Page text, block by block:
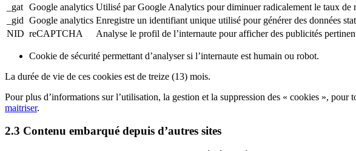
_gat Google analytics Utilisé par Google Analytics pour diminuer radicalement le taux de
_gid Google analytics Enregistre un identifiant unique utilisé pour générer des données
NID reCAPTCHA Analyse le profil de l’internaute pour afficher des publicités
Cookie de sécurité permettant d’analyser si l’internaute est humain ou robot.
La durée de vie de ces cookies est de treize (13) mois.
Pour plus d’informations sur l’utilisation, la gestion et la suppression des « cookies »,
maitriser.
2.3 Contenu embarqué depuis d’autres sites